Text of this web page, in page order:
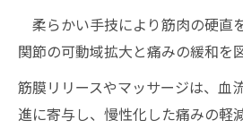
柔らかい手技により筋肉の硬直
関節の可動域拡大と痛みの緩和を
筋膜リリースやマッサージは、血
進に寄与し、慢性化した痛みの軽